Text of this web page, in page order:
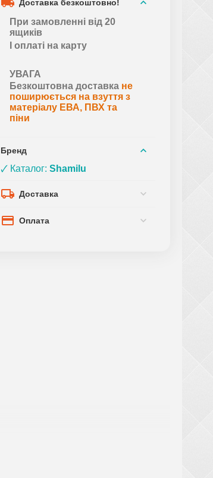
Доставка безкоштовно!
При замовленні від 20
ящиків
І оплаті на карту
УВАГА
Безкоштовна доставка не
поширюється на взуття з
матеріалу ЕВА, ПВХ та
піни
Бренд
🗸 Каталог:Shamilu
Доставка
Оплата